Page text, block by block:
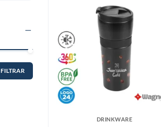
FILTRAR
DRINKWARE